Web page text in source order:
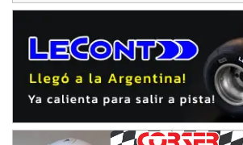
Humboldt (Santa Fe)
NORESTE SANTAFESINO - F6
Ciudad de Avellaneda (Asfalto)
SUR SANTAFESINO - F4
Rufino (Santa Fe)